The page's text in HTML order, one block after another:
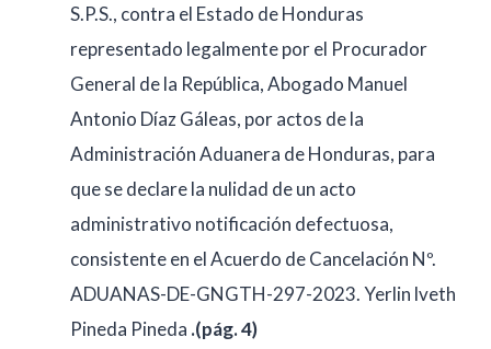
S.P.S., contra el Estado de Honduras
representado legalmente por el Procurador
General de la República, Abogado Manuel
Antonio Díaz Gáleas, por actos de la
Administración Aduanera de Honduras, para
que se declare la nulidad de un acto
administrativo notificación defectuosa,
consistente en el Acuerdo de Cancelación Nº.
ADUANAS-DE-GNGTH-297-2023. Yerlin lveth
Pineda Pineda .(pág. 4)